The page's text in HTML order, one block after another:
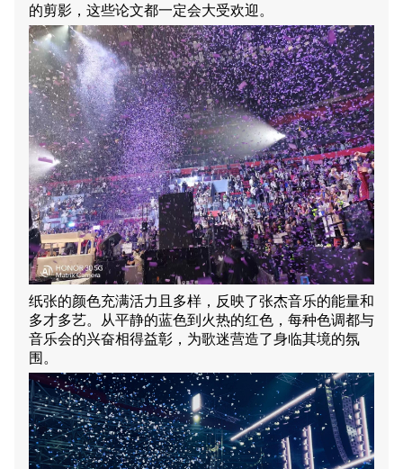
的剪影，这些论文都一定会大受欢迎。
纸张的颜色充满活力且多样，反映了张杰音乐的能量和
多才多艺。从平静的蓝色到火热的红色，每种色调都与
音乐会的兴奋相得益彰，为歌迷营造了身临其境的氛
围。